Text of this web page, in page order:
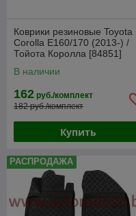
Коврики резиновые Toyota
Corolla E160/170 (2013-) /
Тойота Королла [84851]
В наличии
162 руб./комплект
182 руб./комплект
Купить
РАСПРОДАЖА